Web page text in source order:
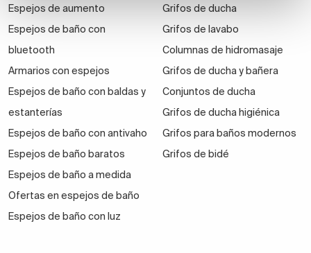
Espejos de aumento
Espejos de baño con
bluetooth
Armarios con espejos
Espejos de baño con baldas y
estanterías
Espejos de baño con antivaho
Espejos de baño baratos
Espejos de baño a medida
Ofertas en espejos de baño
Espejos de baño con luz
Grifos de ducha
Grifos de lavabo
Columnas de hidromasaje
Grifos de ducha y bañera
Conjuntos de ducha
Grifos de ducha higiénica
Grifos para baños modernos
Grifos de bidé